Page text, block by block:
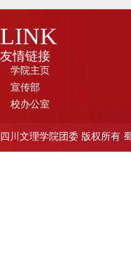
LINK
友情链接
学院主页
宣传部
校办公室
四川文理学院团委 版权所有